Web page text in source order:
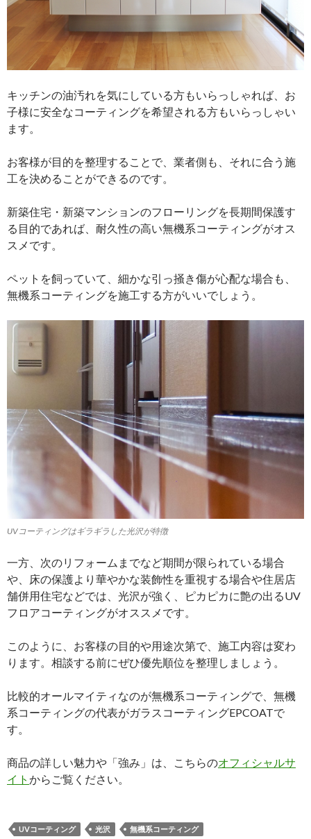
キッチンの油汚れを気にしている方もいらっしゃれば、お
子様に安全なコーティングを希望される方もいらっしゃい
ます。
お客様が目的を整理することで、業者側も、それに合う施
工を決めることができるのです。
新築住宅・新築マンションのフローリングを長期間保護す
る目的であれば、耐久性の高い無機系コーティングがオス
スメです。
ペットを飼っていて、細かな引っ掻き傷が心配な場合も、
無機系コーティングを施工する方がいいでしょう。
UVコーティングはギラギラした光沢が特徴
一方、次のリフォームまでなど期間が限られている場合
や、床の保護より華やかな装飾性を重視する場合や住居店
舗併用住宅などでは、光沢が強く、ピカピカに艶の出るUV
フロアコーティングがオススメです。
このように、お客様の目的や用途次第で、施工内容は変わ
ります。相談する前にぜひ優先順位を整理しましょう。
比較的オールマイティなのが無機系コーティングで、無機
系コーティングの代表がガラスコーティングEPCOATで
す。
商品の詳しい魅力や「強み」は、こちらのオフィシャルサ
イト からご覧ください。
UVコーティング 光沢 無機系コーティング